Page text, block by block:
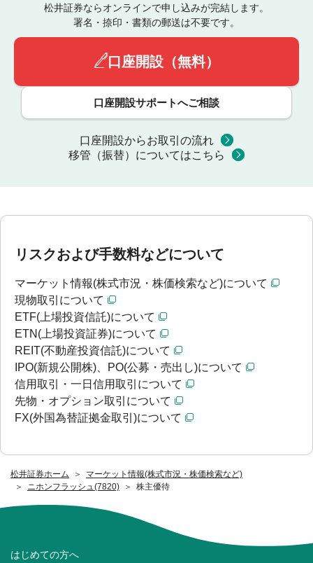
松井証券ホーム
マーケット情報(株式市況・株価検索など)
ニホンフラッシュ(7820)
株主優待
松井証券ならオンラインで申し込みが完結します。
署名・捺印・書類の郵送は不要です。
口座開設（無料）
口座開設サポートへご相談
口座開設からお取引の流れ
移管（振替）についてはこちら
リスクおよび手数料などについて
マーケット情報(株式市況・株価検索など)について
現物取引について
ETF(上場投資信託)について
ETN(上場投資証券)について
REIT(不動産投資信託)について
IPO(新規公開株)、PO(公募・売出し)について
信用取引・一日信用取引について
先物・オプション取引について
FX(外国為替証拠金取引)について
はじめての方へ